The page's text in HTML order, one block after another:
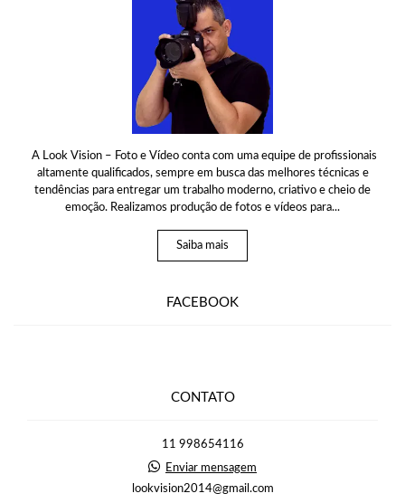
A Look Vision – Foto e Vídeo conta com uma equipe de profissionais
altamente qualificados, sempre em busca das melhores técnicas e
tendências para entregar um trabalho moderno, criativo e cheio de
emoção. Realizamos produção de fotos e vídeos para...
Saiba mais
FACEBOOK
CONTATO
11 998654116
Enviar mensagem
lookvision2014@gmail.com